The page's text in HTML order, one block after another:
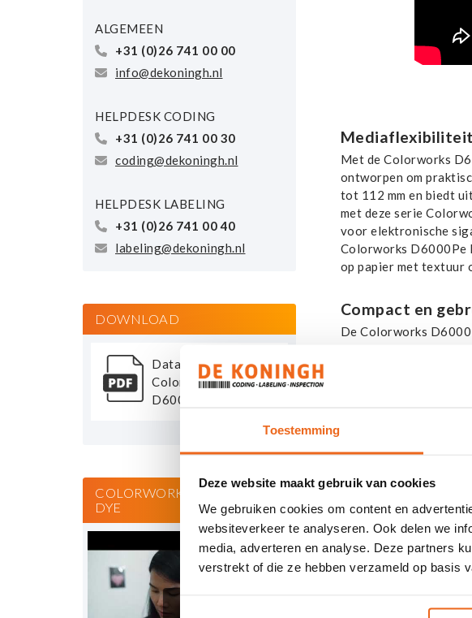
Toestemming
Deze website maakt gebruik van cookies
We gebruiken cookies om content en
websiteverkeer te analyseren. Ook delen we
media, adverteren en analyse. Deze partners
verstrekt of die ze hebben verzameld op basis
ALGEMEEN
+31 (0)26 741 00 00
info@dekoningh.nl
HELPDESK CODING
+31 (0)26 741 00 30
coding@dekoningh.nl
HELPDESK LABELING
+31 (0)26 741 00 40
labeling@dekoningh.nl
DOWNLOAD
Datasheet
Colorworks
D6000Pe Dye
COLORWORKS D6000PE
DYE
Mediaflexibiliteit
Met de Colorworks
ontworpen om
tot 112 mm en biedt
met deze serie
voor elektronische
Colorworks D6000Pe
op papier met textuur
Compact en
De Colorworks
worden uitgevoerd
vanaf de voor-,
beheer, de
Deze kleurenprinter
met de
indrukwekkende en
Eenvoudige
Alle modellen in deze
drivers. Daarnaast
bestaande ‘print-